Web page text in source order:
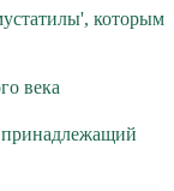
которым
века